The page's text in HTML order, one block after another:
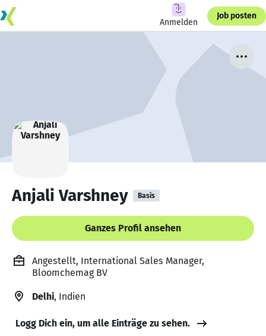
Anmelden
Job posten
Anjali Varshney Basis
Ganzes Profil ansehen
Angestellt, International Sales Manager,
Bloomchemag BV
Delhi, Indien
Logg Dich ein, um alle Einträge zu sehen.